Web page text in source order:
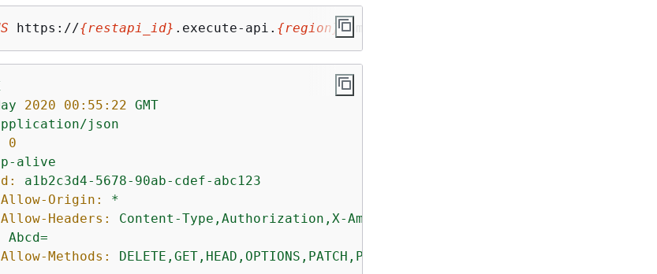
https://{restapi_id} .execute-api. {region}.amazonaws.com/
2020 00:55:22 GMT
json
0
alive
a1b2c3d4-5678-90ab-cdef-abc123
Origin:
*
Headers:
Content-Type,Authorization,X-Amz-Date,X-Api-Key,X-Amz-Security-Token
Abcd=
Methods: DELETE,GET,HEAD,OPTIONS,PATCH,POST,PUT